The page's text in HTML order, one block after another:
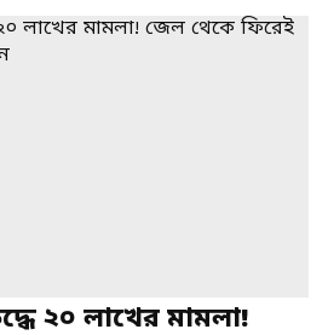
২০ লাখের মামলা!